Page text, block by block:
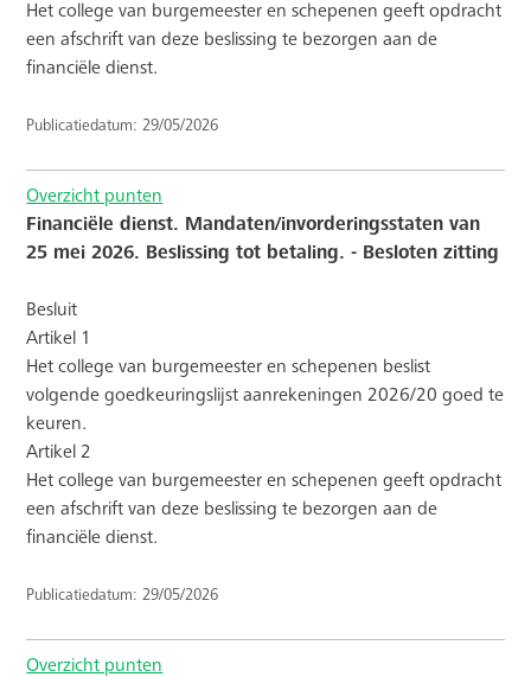
Het college van burgemeester en schepenen geeft opdracht
een afschrift van deze beslissing te bezorgen aan de
financiële dienst.
Publicatiedatum: 29/05/2026
Overzicht punten
Financiële dienst. Mandaten/invorderingsstaten van
25 mei 2026. Beslissing tot betaling. - Besloten zitting
Besluit
Artikel 1
Het college van burgemeester en schepenen beslist
volgende goedkeuringslijst aanrekeningen 2026/20 goed te
keuren.
Artikel 2
Het college van burgemeester en schepenen geeft opdracht
een afschrift van deze beslissing te bezorgen aan de
financiële dienst.
Publicatiedatum: 29/05/2026
Overzicht punten